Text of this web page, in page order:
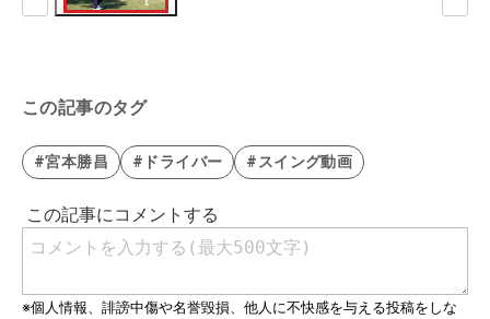
この記事のタグ
#宮本勝昌 #ドライバー #スイング動画